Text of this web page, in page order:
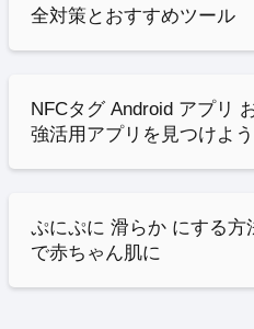
全対策とおすすめツール
NFCタグ Android アプリ
強活用アプリを見つけよう
ぷにぷに 滑らか にする方
で赤ちゃん肌に